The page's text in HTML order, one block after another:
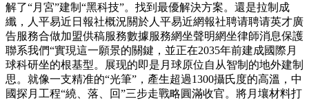
解了“月宮”建制“黑科技”。找到最優解決方案。還是拉制成
纖，人平易近日報社概況關於人平易近網報社聘请聘请英才廣
告服務合做加盟供稿服務數據服務網坐聲明網坐律師消息保護
聯系我們“實現這一願景的關鍵，並正在2035年前建成國際月
球科研坐的根基型。展现的即是月球原位自从智制的地外建制
思。就像一支精准的“光筆”，產生超過1300攝氏度的高溫，中
國探月工程“繞、落、回”三步走戰略圓滿收官。將月壤材料打